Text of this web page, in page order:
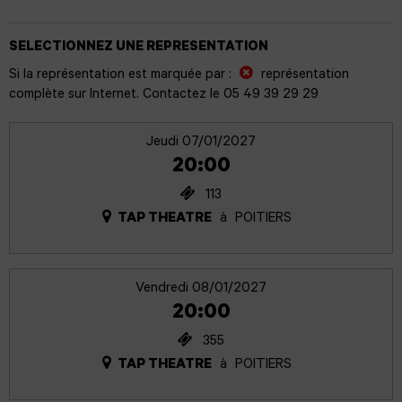
SELECTIONNEZ UNE REPRESENTATION
Si la représentation est marquée par :
représentation
complète sur Internet. Contactez le 05 49 39 29 29
Jeudi 07/01/2027
20:00
113
TAP THEATRE
à POITIERS
Vendredi 08/01/2027
20:00
355
TAP THEATRE
à POITIERS